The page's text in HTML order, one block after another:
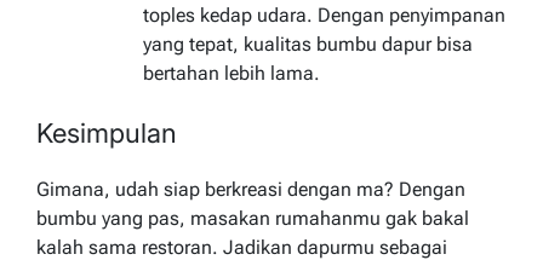
toples kedap udara. Dengan penyimpanan
yang tepat, kualitas bumbu dapur bisa
bertahan lebih lama.
Kesimpulan
Gimana, udah siap berkreasi dengan ma? Dengan
bumbu yang pas, masakan rumahanmu gak bakal
kalah sama restoran. Jadikan dapurmu sebagai